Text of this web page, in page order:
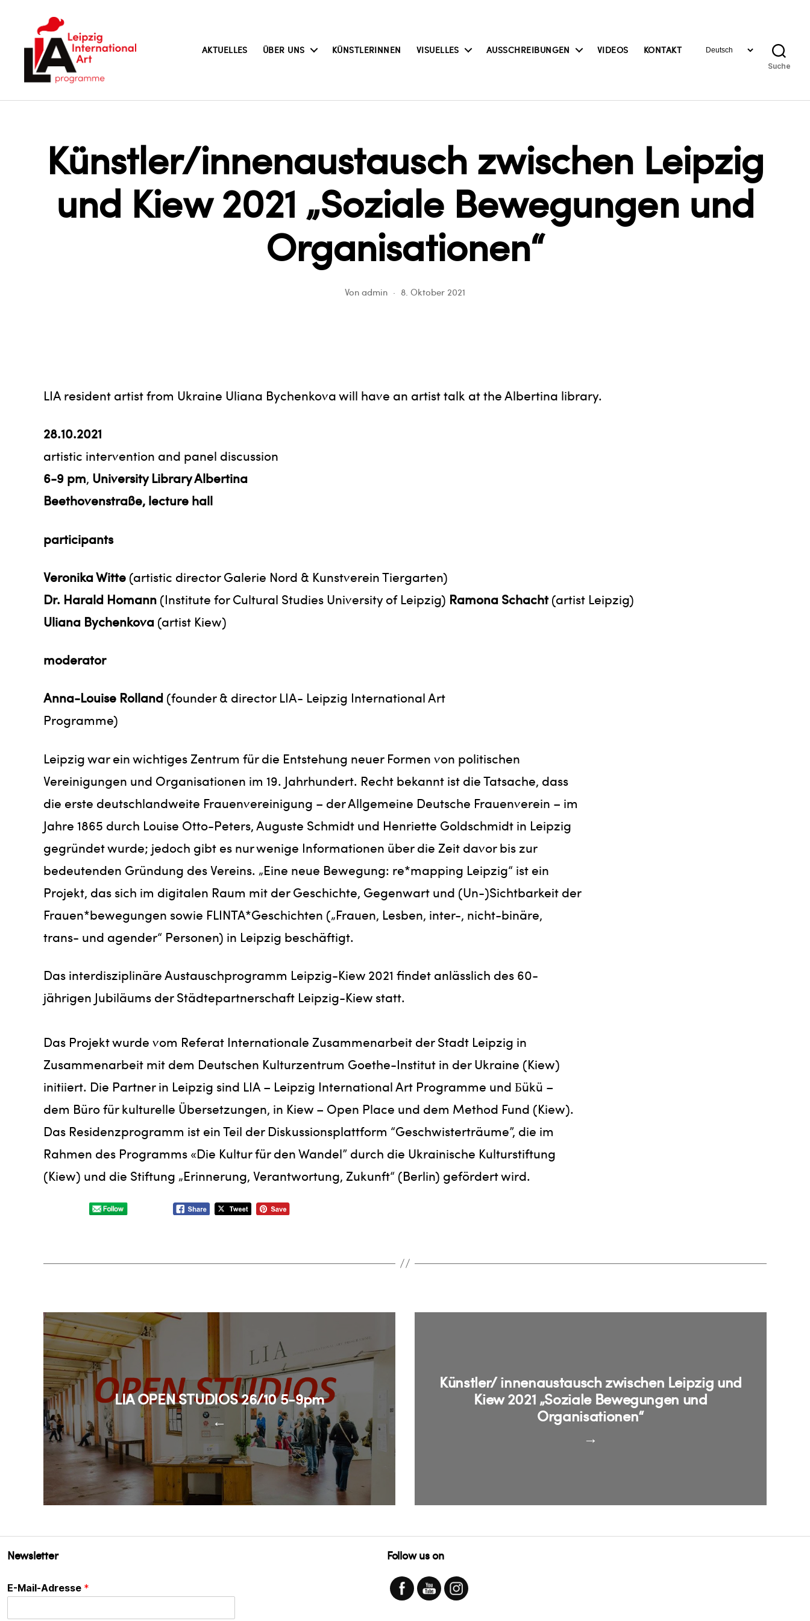
AKTUELLES ÜBER UNS KÜNSTLERINNEN VISUELLES AUSSCHREIBUNGEN VIDEOS KONTAKTSprache
Suche
Künstler/innenaustausch zwischen Leipzig
und Kiew 2021 „Soziale Bewegungen und
Organisationen“
Von admin 8. Oktober 2021
LIA resident artist from Ukraine Uliana Bychenkova will have an artist talk at the Albertina library.
28.10.2021
artistic intervention and panel discussion
6-9 pm, University Library Albertina
Beethovenstraße, lecture hall
participants
Veronika Witte (artistic director Galerie Nord & Kunstverein Tiergarten)
Dr. Harald Homann (Institute for Cultural Studies University of Leipzig) Ramona Schacht(artist Leipzig)
Uliana Bychenkova (artist Kiew)
moderator
Anna-Louise Rolland (founder & director LIA- Leipzig International Art
Programme)
Leipzig war ein wichtiges Zentrum für die Entstehung neuer Formen von politischen
Vereinigungen und Organisationen im 19. Jahrhundert. Recht bekannt ist die Tatsache, dass
die erste deutschlandweite Frauenvereinigung – der Allgemeine Deutsche Frauenverein – im
Jahre 1865 durch Louise Otto-Peters, Auguste Schmidt und Henriette Goldschmidt in Leipzig
gegründet wurde; jedoch gibt es nur wenige Informationen über die Zeit davor bis zur
bedeutenden Gründung des Vereins. „Eine neue Bewegung: re*mapping Leipzig“ ist ein
Projekt, das sich im digitalen Raum mit der Geschichte, Gegenwart und (Un-)Sichtbarkeit der
Frauen*bewegungen sowie FLINTA*Geschichten („Frauen, Lesben, inter-, nicht-binäre,
trans- und agender“ Personen) in Leipzig beschäftigt.
Das interdisziplinäre Austauschprogramm Leipzig-Kiew 2021 findet anlässlich des 60-
jährigen Jubiläums der Städtepartnerschaft Leipzig-Kiew statt.
Das Projekt wurde vom Referat Internationale Zusammenarbeit der Stadt Leipzig in
Zusammenarbeit mit dem Deutschen Kulturzentrum Goethe-Institut in der Ukraine (Kiew)
initiiert. Die Partner in Leipzig sind LIA – Leipzig International Art Programme und Бükü –
dem Büro für kulturelle Übersetzungen, in Kiew – Open Place und dem Method Fund (Kiew).
Das Residenzprogramm ist ein Teil der Diskussionsplattform “Geschwisterträume”, die im
Rahmen des Programms «Die Kultur für den Wandel” durch die Ukrainische Kulturstiftung
(Kiew) und die Stiftung „Erinnerung, Verantwortung, Zukunft“ (Berlin) gefördert wird.
←
LIA OPEN STUDIOS 26/10 5-9pm
→
Künstler/ innenaustausch zwischen Leipzig und
Kiew 2021 „Soziale Bewegungen und
Organisationen“
Newsletter
E-Mail-Adresse *
Follow us on